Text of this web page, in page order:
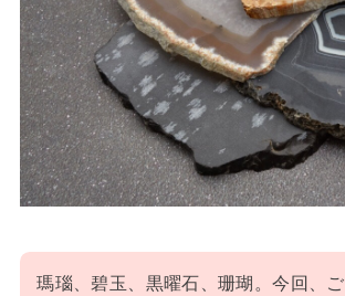
瑪瑙、碧玉、黒曜石、珊瑚。今回、ご